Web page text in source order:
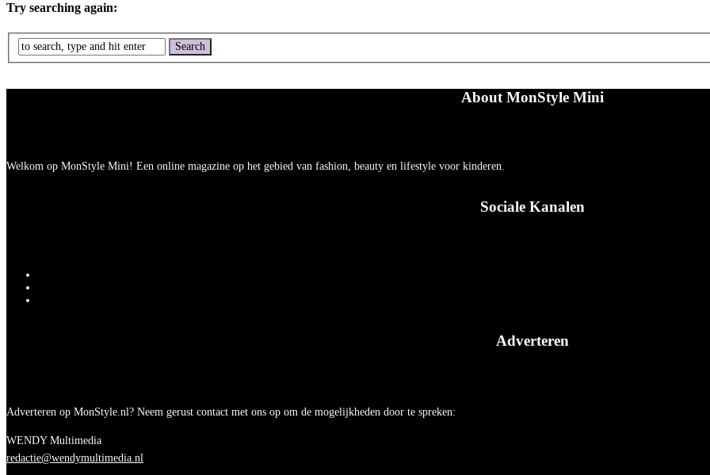
Try searching again:
About MonStyle Mini
Welkom op MonStyle Mini! Een online magazine op het gebied van fashion, beauty en lifestyle voor kinderen.
Sociale Kanalen
Adverteren
Adverteren op MonStyle.nl? Neem gerust contact met ons op om de mogelijkheden door te spreken:
WENDY Multimedia
redactie@wendymultimedia.nl